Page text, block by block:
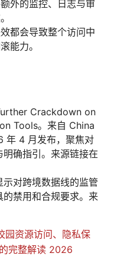
外的监控、日志与审
都会导致整个访问中
能力。
Crackdown on
Tools。来自 China
年 4 月发布，聚焦对
确指引。来源链接在
对跨境数据线的监管
的禁用和合规要求。来
园资源访问、隐私保
完整解读 2026